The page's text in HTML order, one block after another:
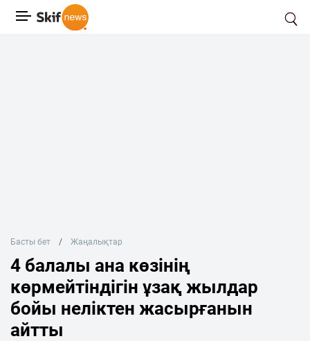
Басты бет Жаңалықтар
4 балалы ана көзінің
көрмейтіндігін ұзақ жылдар
бойы неліктен жасырғанын
айтты